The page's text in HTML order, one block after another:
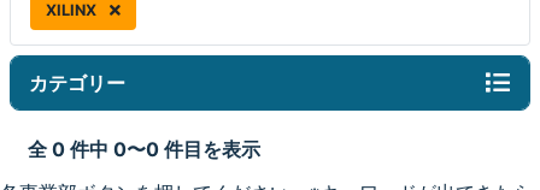
XILINX
カテゴリー
全 0 件中 0〜0 件目を表示